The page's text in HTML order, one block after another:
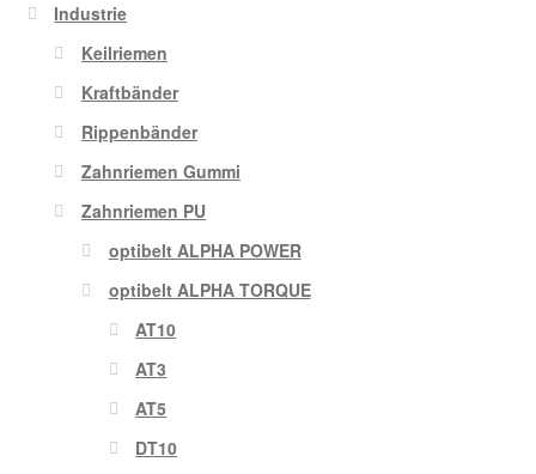
Industrie
Keilriemen
Kraftbänder
Rippenbänder
Zahnriemen Gummi
Zahnriemen PU
optibelt ALPHA POWER
optibelt ALPHA TORQUE
AT10
AT3
AT5
DT10